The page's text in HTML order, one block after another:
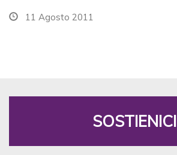
11 Agosto 2011
SOSTIENICI